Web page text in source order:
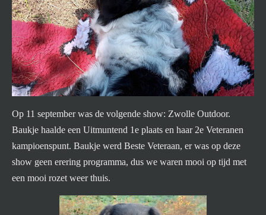
Op 11 september was de volgende show: Zwolle Outdoor.
Baukje haalde een Uitmuntend 1e plaats en haar 2e Veteranen
kampioenspunt. Baukje werd Beste Veteraan, er was op deze
show geen erering programma, dus we waren mooi op tijd met
een mooi rozet weer thuis.